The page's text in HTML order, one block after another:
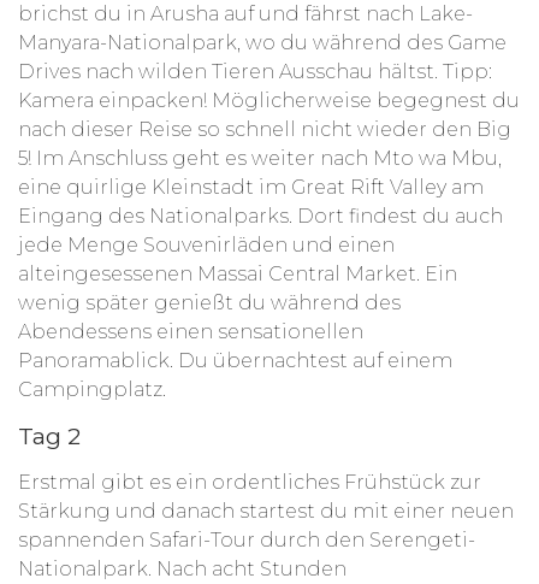
brichst du in Arusha auf und fährst nach Lake-
Manyara-Nationalpark, wo du während des Game
Drives nach wilden Tieren Ausschau hältst. Tipp:
Kamera einpacken! Möglicherweise begegnest du
nach dieser Reise so schnell nicht wieder den Big
5! Im Anschluss geht es weiter nach Mto wa Mbu,
eine quirlige Kleinstadt im Great Rift Valley am
Eingang des Nationalparks. Dort findest du auch
jede Menge Souvenirläden und einen
alteingesessenen Massai Central Market. Ein
wenig später genießt du während des
Abendessens einen sensationellen
Panoramablick. Du übernachtest auf einem
Campingplatz.
Tag 2
Erstmal gibt es ein ordentliches Frühstück zur
Stärkung und danach startest du mit einer neuen
spannenden Safari-Tour durch den Serengeti-
Nationalpark. Nach acht Stunden